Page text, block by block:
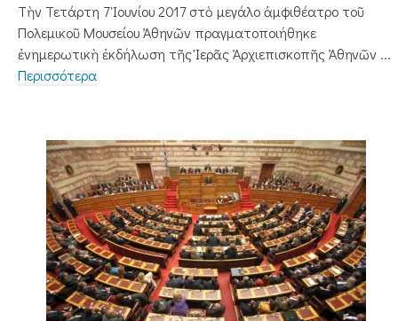
Τὴν Τετάρτη 7 Ἰουνίου 2017 στὸ μεγάλο ἀμφιθέατρο τοῦ
Πολεμικοῦ Μουσείου Ἀθηνῶν πραγματοποιήθηκε
ἐνημερωτικὴ ἐκδήλωση τῆς Ἱερᾶς Ἀρχιεπισκοπῆς Ἀθηνῶν ...
Περισσότερα